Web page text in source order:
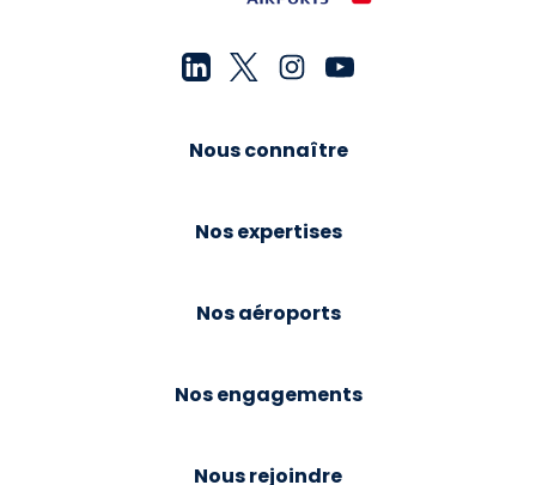
Nous connaître
Nos expertises
Nos aéroports
Nos engagements
Nous rejoindre